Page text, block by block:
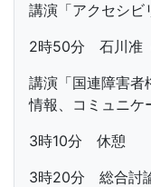
講演「アクセシビ
2時50分 石川准
講演「国連障害
情報、コミュニケ
3時10分 休憩
3時20分 総合討